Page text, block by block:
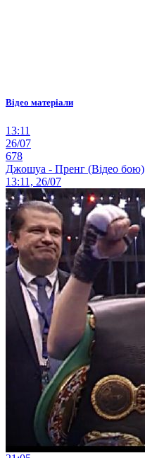
Відео матеріали
13:11
26/07
678
Джошуа - Пренг (Відео бою)
13:11, 26/07